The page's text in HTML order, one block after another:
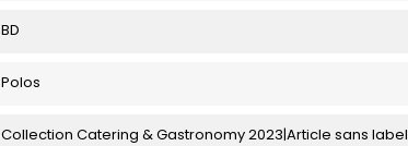
BD
Polos
Collection Catering & Gastronomy 2023|Article sans label